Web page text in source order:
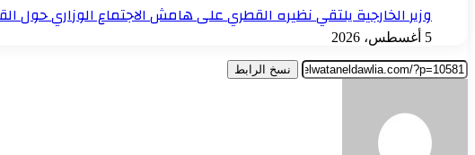
وزير الخارجية يلتقي نظيره القطري على هامش الاجتماع الوزاري
5 أغسطس، 2026
نسخ الرابط